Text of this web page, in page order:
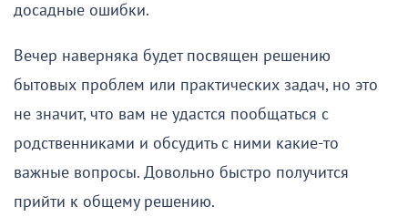
досадные ошибки.
Вечер наверняка будет посвящен решению
бытовых проблем или практических задач, но это
не значит, что вам не удастся пообщаться с
родственниками и обсудить с ними какие-то
важные вопросы. Довольно быстро получится
прийти к общему решению.